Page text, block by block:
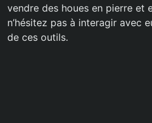
vendre des houes en pierre et
n’hésitez pas à interagir avec
de ces outils.